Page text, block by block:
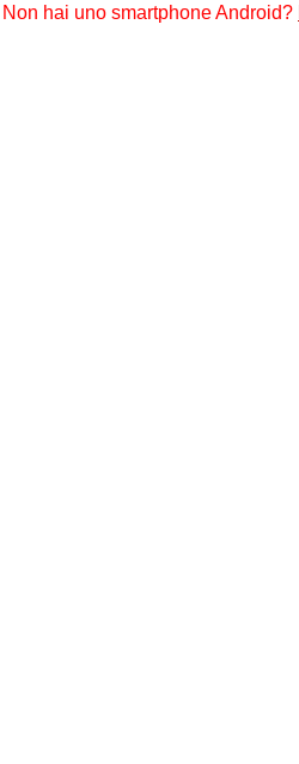
Non hai uno smartphone Android?